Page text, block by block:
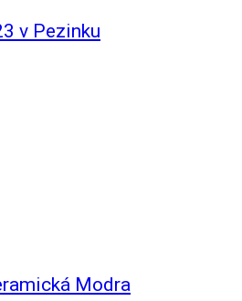
v Pezinku
Modra